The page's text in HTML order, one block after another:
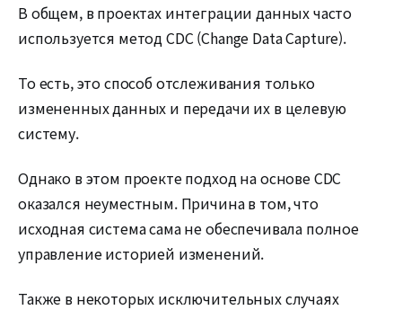
В общем, в проектах интеграции данных часто
используется метод CDC (Change Data Capture).
То есть, это способ отслеживания только
измененных данных и передачи их в целевую
систему.
Однако в этом проекте подход на основе CDC
оказался неуместным. Причина в том, что
исходная система сама не обеспечивала полное
управление историей изменений.
Также в некоторых исключительных случаях